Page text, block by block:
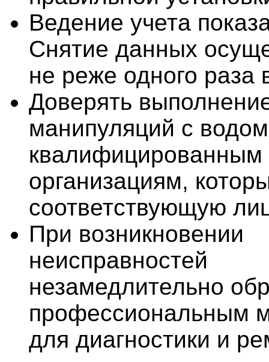
Ведение учета
Снятие данных
не реже одного раза
Доверять
манипуляций с
квалифицированным
организациям,
соответствующую
При возникновении
неисправностей
незамедлительно
профессиональным
для диагностики и